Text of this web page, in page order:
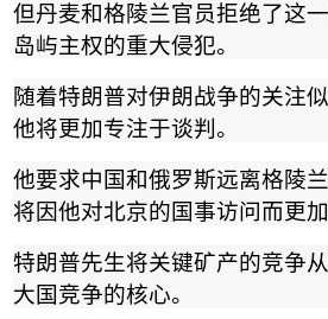
但丹麦和格陵兰官员拒绝了这
岛屿主权的重大侵犯。
随着特朗普对伊朗战争的关注
他将更加专注于谈判。
他要求中国和俄罗斯远离格陵
将因他对北京的国事访问而更加
特朗普先生将关键矿产的竞争
大国竞争的核心。